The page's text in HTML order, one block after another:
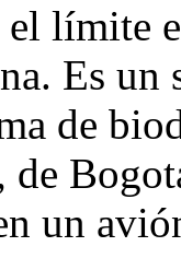
el límite
Es un
de
un